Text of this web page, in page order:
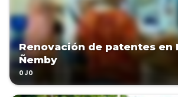
Renovación de patentes en
Ñemby
OJO